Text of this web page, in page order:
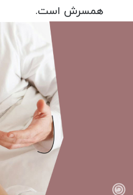
همسرش است.